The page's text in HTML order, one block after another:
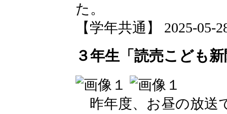
た。
【学年共通】 2025-05-
３年生「読売こども
昨年度、お昼の放送